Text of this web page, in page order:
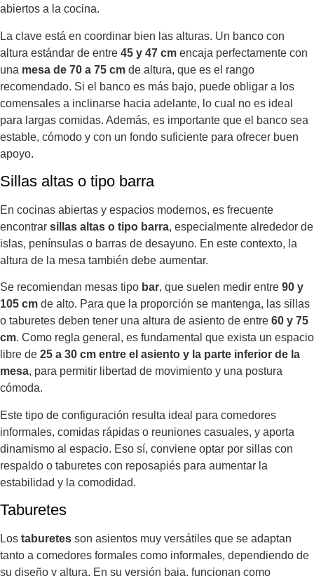
abiertos a la cocina.
La clave está en coordinar bien las alturas. Un banco con
altura estándar de entre 45 y 47 cm encaja perfectamente con
una mesa de 70 a 75 cm de altura, que es el rango
recomendado. Si el banco es más bajo, puede obligar a los
comensales a inclinarse hacia adelante, lo cual no es ideal
para largas comidas. Además, es importante que el banco sea
estable, cómodo y con un fondo suficiente para ofrecer buen
apoyo.
Sillas altas o tipo barra
En cocinas abiertas y espacios modernos, es frecuente
encontrar sillas altas o tipo barra, especialmente alrededor de
islas, penínsulas o barras de desayuno. En este contexto, la
altura de la mesa también debe aumentar.
Se recomiendan mesas tipo bar, que suelen medir entre 90 y
105 cm de alto. Para que la proporción se mantenga, las sillas
o taburetes deben tener una altura de asiento de entre 60 y 75
cm. Como regla general, es fundamental que exista un espacio
libre de 25 a 30 cm entre el asiento y la parte inferior de la
mesa, para permitir libertad de movimiento y una postura
cómoda.
Este tipo de configuración resulta ideal para comedores
informales, comidas rápidas o reuniones casuales, y aporta
dinamismo al espacio. Eso sí, conviene optar por sillas con
respaldo o taburetes con reposapiés para aumentar la
estabilidad y la comodidad.
Taburetes
Los taburetes son asientos muy versátiles que se adaptan
tanto a comedores formales como informales, dependiendo de
su diseño y altura. En su versión baja, funcionan como